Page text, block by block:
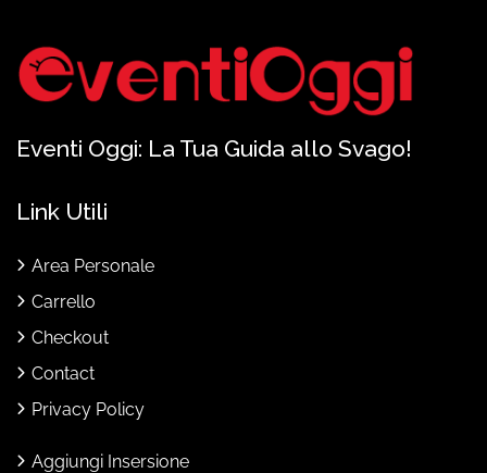
Eventi Oggi: La Tua Guida allo Svago!
Link Utili
Area Personale
Carrello
Checkout
Contact
Privacy Policy
Aggiungi Insersione